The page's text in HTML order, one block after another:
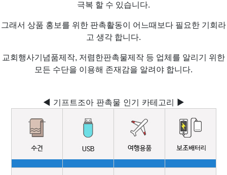
극복 할 수 있습니다.
그래서 상품 홍보를 위한 판촉활동이 어느때보다 필요한 기회라
고 생각 합니다.
교회행사기념품제작, 저렴한판촉물제작 등 업체를 알리기 위한
모든 수단을 이용해 존재감을 알려야 합니다.
◀ 기프트조아 판촉물 인기 카테고리 ▶